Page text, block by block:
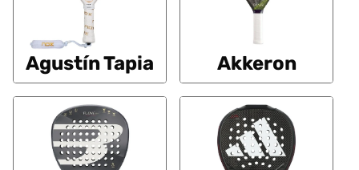
Agustín Tapia Akkeron